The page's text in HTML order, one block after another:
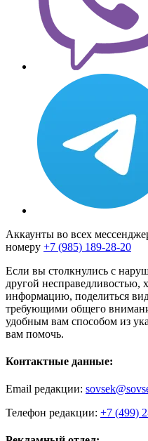
Аккаунты во всех
номеру +7 (985) 189-28-20
Если вы столкнулись с
другой несправедливостью,
информацию, поделиться
требующими общего
удобным вам способом из
вам помочь.
Контактные данные:
Email редакции:
Телефон редакции: +7 (499)